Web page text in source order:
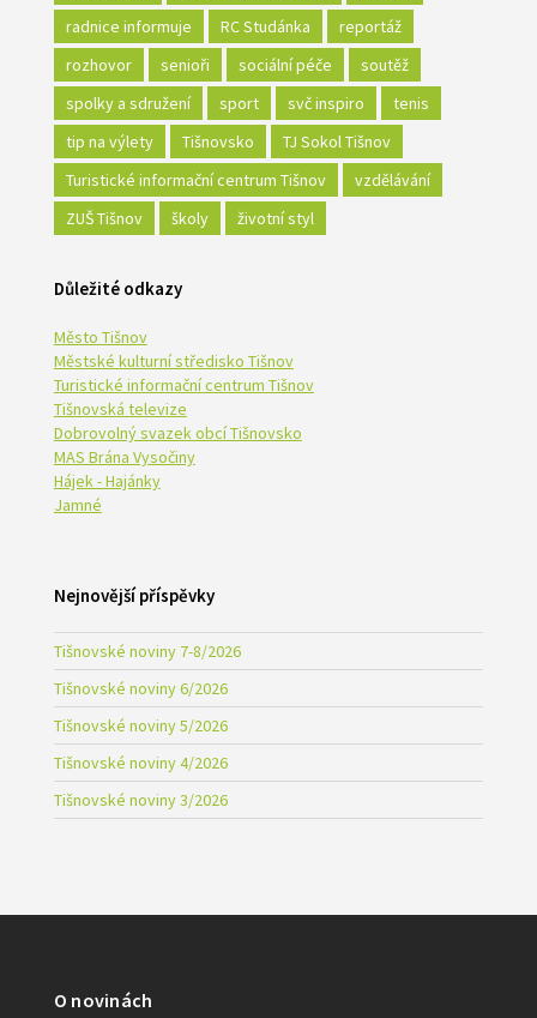
radnice informuje
RC Studánka
reportáž
rozhovor
senioři sociální péče
soutěž
spolky a sdružení
sport svč inspiro
tenis
tip na výlety
Tišnovsko
TJ Sokol Tišnov
Turistické informační centrum Tišnov
vzdělávání
ZUŠ Tišnov
školy životní styl
Důležité odkazy
Město Tišnov
Městské kulturní středisko Tišnov
Turistické informační centrum Tišnov
Tišnovská televize
Dobrovolný svazek obcí Tišnovsko
MAS Brána Vysočiny
Hájek - Hajánky
Jamné
Nejnovější příspěvky
Tišnovské noviny 7-8/2026
Tišnovské noviny 6/2026
Tišnovské noviny 5/2026
Tišnovské noviny 4/2026
Tišnovské noviny 3/2026
O novinách